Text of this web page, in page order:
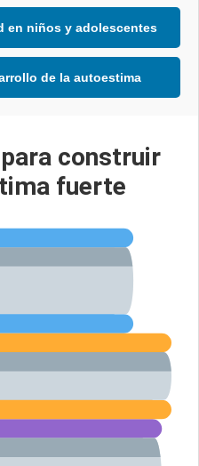
en niños y adolescentes
de la autoestima
construir
fuerte